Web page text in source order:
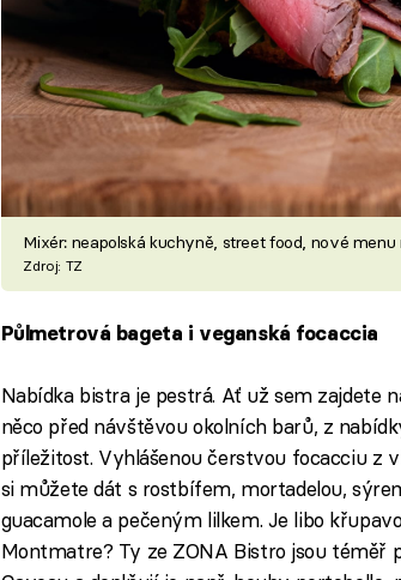
Mixér: neapolská kuchyně, street food, nové menu
Zdroj: TZ
Půlmetrová bageta i veganská focaccia
Nabídka bistra je pestrá. Ať už sem zajdete
něco před návštěvou okolních barů, z
příležitost. Vyhlášenou čerstvou focacciu z
si můžete dát s rostbífem, mortadelou,
guacamole a pečeným lilkem. Je libo
Montmatre? Ty ze ZONA Bistro jsou téměř